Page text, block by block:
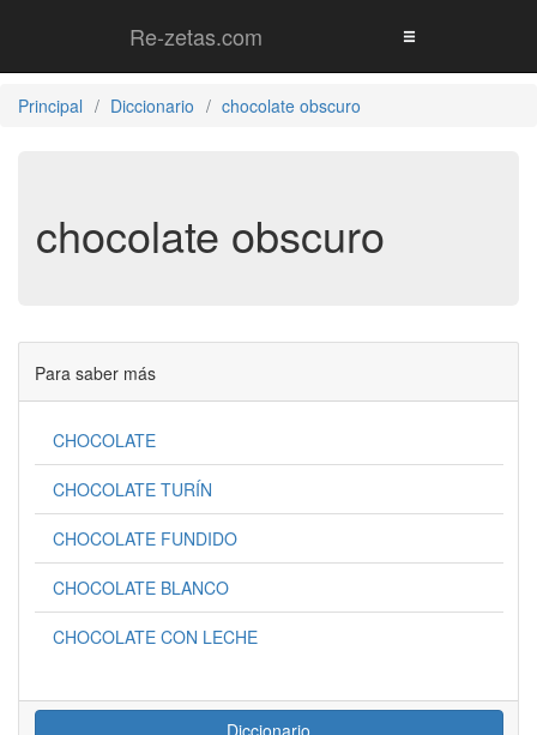
Re-zetas.com
Principal Diccionario chocolate obscuro
chocolate obscuro
Para saber más
CHOCOLATE
CHOCOLATE TURÍN
CHOCOLATE FUNDIDO
CHOCOLATE BLANCO
CHOCOLATE CON LECHE
Diccionario